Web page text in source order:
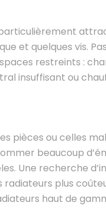
et quelques vis.
restreints :
insuffisant ou
pièces ou celles
beaucoup
Une recherche
plus
haut de